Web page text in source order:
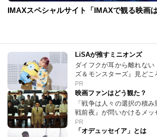
IMAXスペシャルサイト「IMAXで観る映画
LiSAが推すミニオンズ
ダイフクが耳から離れない
ズ＆モンスターズ』見どこ
PR
映画ファンはどう観た？
「戦争は人々の選択の積
戦前夜』が問いかけるメッ
PR
「オデュッセイア」とは